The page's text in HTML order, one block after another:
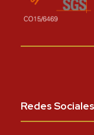
Redes Sociales